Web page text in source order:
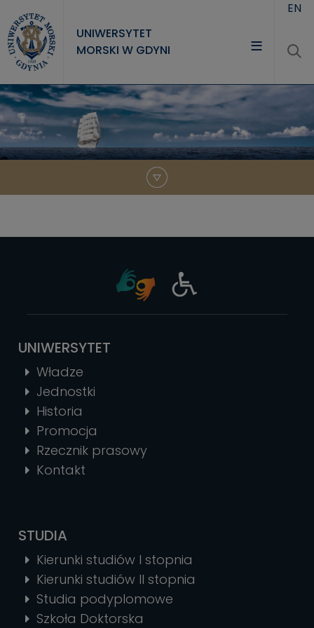
UNIWERSYTET
MORSKI W GDYNI
UNIWERSYTET
STUDIA
NAUKA
EN
UNIWERSYTET
Władze
Jednostki
Historia
Promocja
Rzecznik prasowy
Kontakt
STUDIA
Kierunki studiów I stopnia
Kierunki studiów II stopnia
Studia podyplomowe
Szkoła Doktorska